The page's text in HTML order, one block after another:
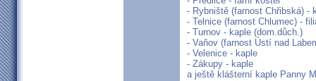
- Rybniště (farnost Chřibská) -
- Telnice (farnost Chlumec) -
- Turnov - kaple (dom.důch.)
- Vaňov (farnost Ústí nad
- Velenice - kaple
- Zákupy - kaple
a ještě klášterní kaple Panny